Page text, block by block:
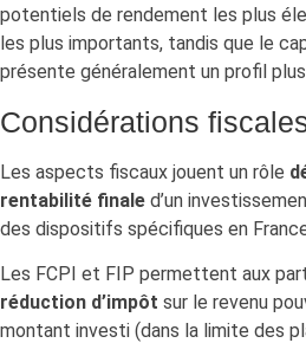
potentiels de rendement les plus
les plus importants, tandis que le
présente généralement un profil
Considérations
Les aspects fiscaux jouent un rôle
rentabilité finale d’un
des dispositifs spécifiques en
Les FCPI et FIP ​​​​permettent aux
réduction d’impôt sur le revenu
montant investi (dans la limite des